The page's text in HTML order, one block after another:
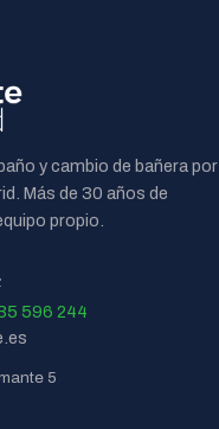
y cambio de bañera por
Más de 30 años de
propio.
596 244
5